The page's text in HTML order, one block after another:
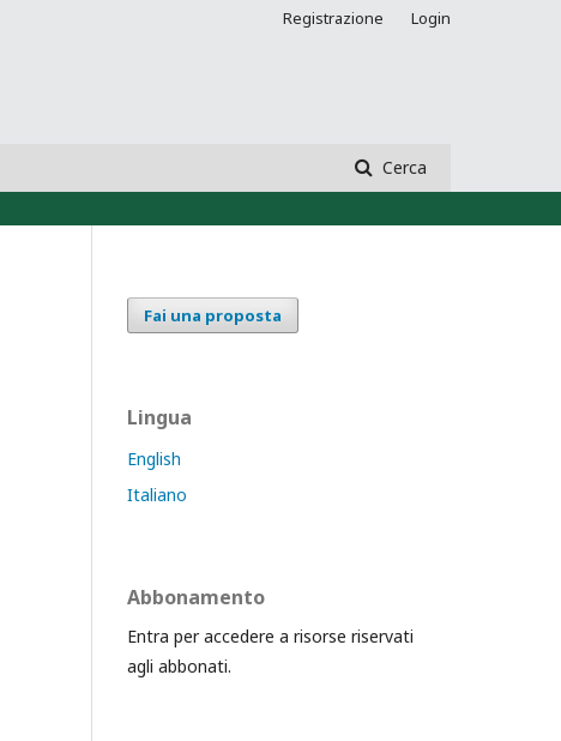
Cerca
Registrazione Login
Fai una proposta
Lingua
English
Italiano
Abbonamento
Entra per accedere a risorse riservati
agli abbonati.